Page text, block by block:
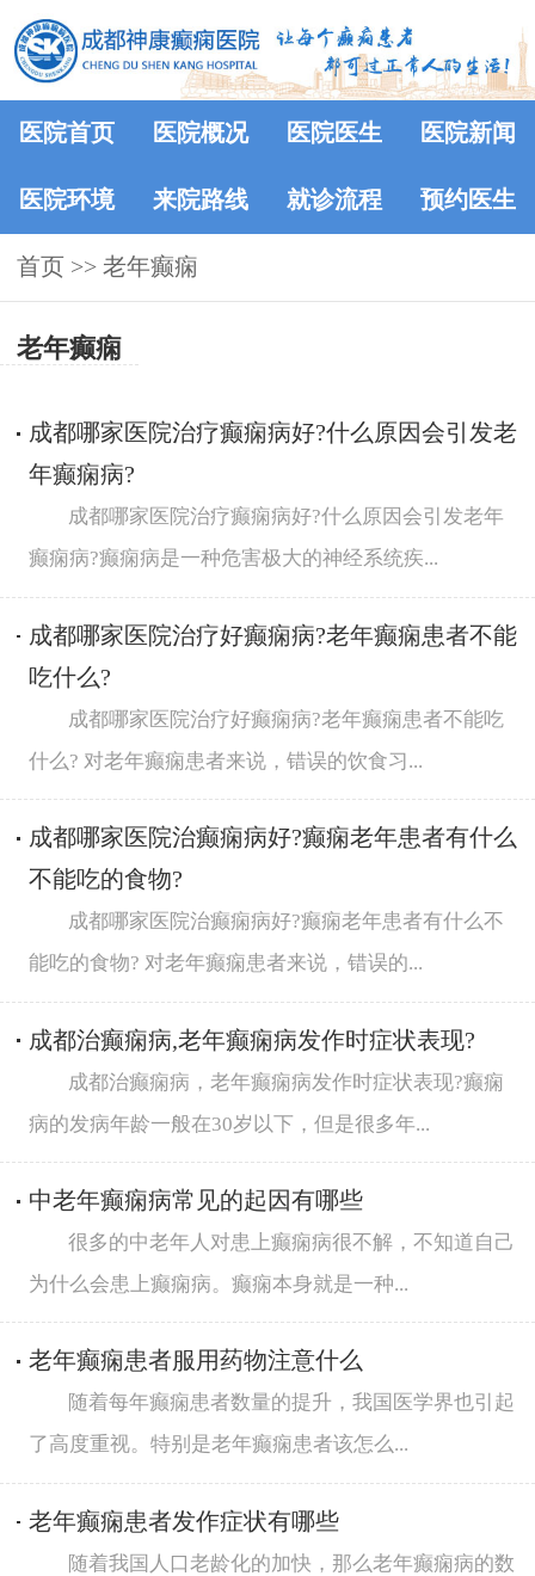
医院首页 医院概况 医院医生 医院新闻
医院环境 来院路线 就诊流程 预约医生
首页 >> 老年癫痫
老年癫痫
成都哪家医院治疗癫痫病好?什么原因会引发老
年癫痫病?
成都哪家医院治疗癫痫病好?什么原因会引发老年
癫痫病?癫痫病是一种危害极大的神经系统疾...
成都哪家医院治疗好癫痫病?老年癫痫患者不能
吃什么?
成都哪家医院治疗好癫痫病?老年癫痫患者不能吃
什么? 对老年癫痫患者来说，错误的饮食习...
成都哪家医院治癫痫病好?癫痫老年患者有什么
不能吃的食物?
成都哪家医院治癫痫病好?癫痫老年患者有什么不
能吃的食物? 对老年癫痫患者来说，错误的...
成都治癫痫病,老年癫痫病发作时症状表现?
成都治癫痫病，老年癫痫病发作时症状表现?癫痫
病的发病年龄一般在30岁以下，但是很多年...
中老年癫痫病常见的起因有哪些
很多的中老年人对患上癫痫病很不解，不知道自己
为什么会患上癫痫病。癫痫本身就是一种...
老年癫痫患者服用药物注意什么
随着每年癫痫患者数量的提升，我国医学界也引起
了高度重视。特别是老年癫痫患者该怎么...
老年癫痫患者发作症状有哪些
随着我国人口老龄化的加快，那么老年癫痫病的数